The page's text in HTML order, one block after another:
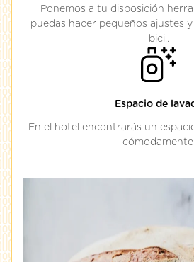
Ponemos a tu disposición
puedas hacer pequeños ajustes
bici..
Espacio de
En el hotel encontrarás un
cómodamente.